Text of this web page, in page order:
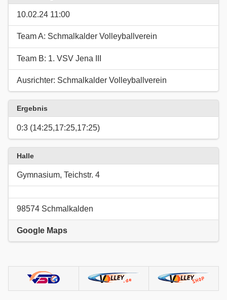
10.02.24 11:00
Team A: Schmalkalder Volleyballverein
Team B: 1. VSV Jena III
Ausrichter: Schmalkalder Volleyballverein
Ergebnis
0:3 (14:25,17:25,17:25)
Halle
Gymnasium, Teichstr. 4
98574 Schmalkalden
Google Maps